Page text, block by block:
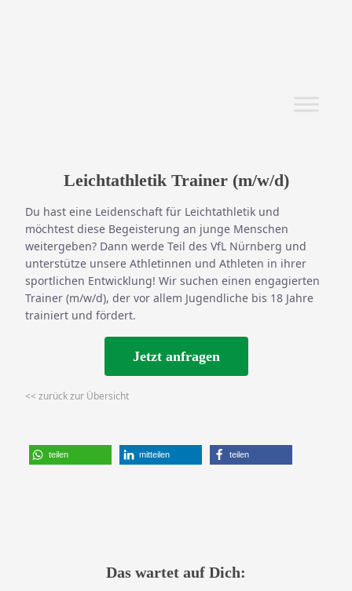
Leichtathletik Trainer (m/w/d)
Du hast eine Leidenschaft für Leichtathletik und
möchtest diese Begeisterung an junge Menschen
weitergeben? Dann werde Teil des VfL Nürnberg und
unterstütze unsere Athletinnen und Athleten in ihrer
sportlichen Entwicklung! Wir suchen einen engagierten
Trainer (m/w/d), der vor allem Jugendliche bis 18 Jahre
trainiert und fördert.
Jetzt anfragen
<< zurück zur Übersicht
teilen mitteilen teilen
Das wartet auf Dich: